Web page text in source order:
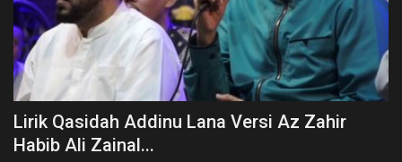
Lirik Qasidah Addinu Lana Versi Az Zahir
Habib Ali Zainal...